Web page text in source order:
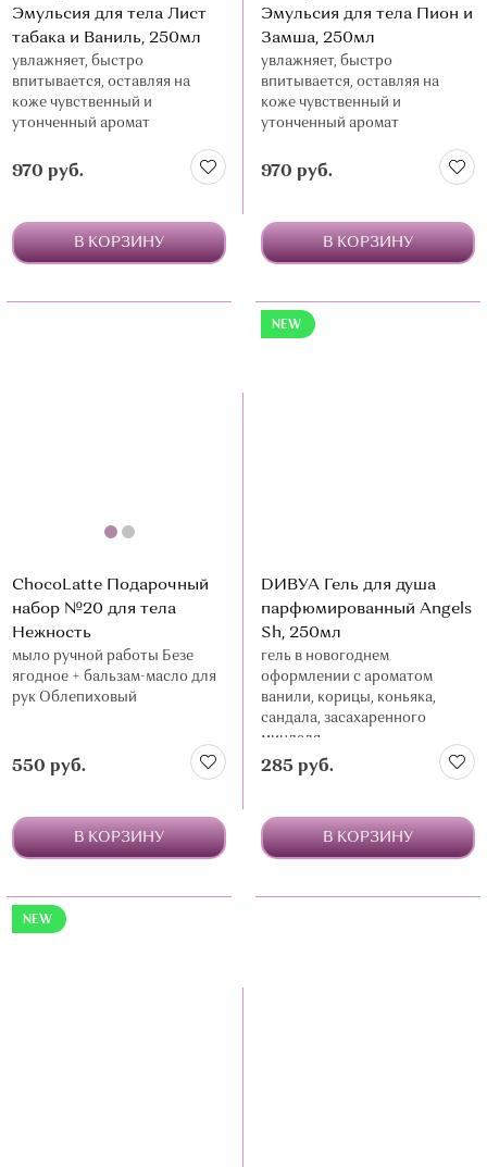
Эмульсия для тела Лист
табака и Ваниль, 250мл
увлажняет, быстро
впитывается, оставляя на
коже чувственный и
утонченный аромат
970 руб.
В КОРЗИНУ
Эмульсия для тела Пион и
Замша, 250мл
увлажняет, быстро
впитывается, оставляя на
коже чувственный и
утонченный аромат
970 руб.
В КОРЗИНУ
ChocoLatte Подарочный
набор №20 для тела
Нежность
мыло ручной работы Безе
ягодное + бальзам-масло для
рук Облепиховый
550 руб.
В КОРЗИНУ
NEW
DИВУА Гель для душа
парфюмированный Angels
Sh, 250мл
гель в новогоднем
оформлении с ароматом
ванили, корицы, коньяка,
сандала, засахаренного
миндаля
285 руб.
В КОРЗИНУ
NEW